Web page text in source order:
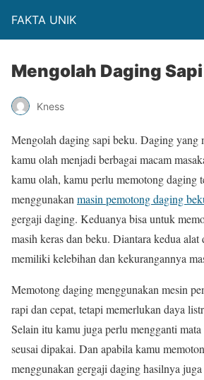
FAKTA UNIK
Mengolah Daging
Kness
Mengolah daging sapi beku. Daging yang
kamu olah menjadi berbagai macam
kamu olah, kamu perlu memotong daging
menggunakan masin pemotong daging
gergaji daging. Keduanya bisa untuk
masih keras dan beku. Diantara kedua alat
memiliki kelebihan dan kekurangannya
Memotong daging menggunakan mesin
rapi dan cepat, tetapi memerlukan daya
Selain itu kamu juga perlu mengganti
seusai dipakai. Dan apabila kamu
menggunakan gergaji daging hasilnya